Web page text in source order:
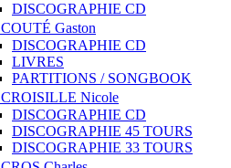
DISCOGRAPHIE CD
COUTÉ Gaston
DISCOGRAPHIE CD
LIVRES
PARTITIONS / SONGBOOK
CROISILLE Nicole
DISCOGRAPHIE CD
DISCOGRAPHIE 45 TOURS
DISCOGRAPHIE 33 TOURS